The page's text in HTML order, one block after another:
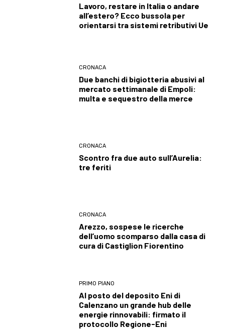
Lavoro, restare in Italia o andare
all’estero? Ecco bussola per
orientarsi tra sistemi retributivi Ue
CRONACA
Due banchi di bigiotteria abusivi al
mercato settimanale di Empoli:
multa e sequestro della merce
CRONACA
Scontro fra due auto sull’Aurelia:
tre feriti
CRONACA
Arezzo, sospese le ricerche
dell’uomo scomparso dalla casa di
cura di Castiglion Fiorentino
PRIMO PIANO
Al posto del deposito Eni di
Calenzano un grande hub delle
energie rinnovabili: firmato il
protocollo Regione-Eni